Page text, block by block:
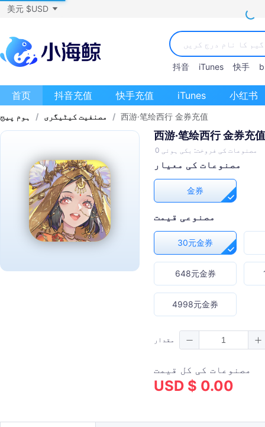
美元 $USD
抖音 iTunes 快手
首页 抖音充值 快手充值 iTunes 小红书
ہوم پیج / مصنفیت کیٹیگری / 西游·笔绘西行 金券充值
西游·笔绘西行 金券充值
مصنوعات کی فروخت: بکی ہوئی 0
مصنوعات کی معیار
金券
مصنوعی قیمت
30元金券
648元金券
4998元金券
مقدار
مصنوعات کی کل قیمت
USD $ 0.00